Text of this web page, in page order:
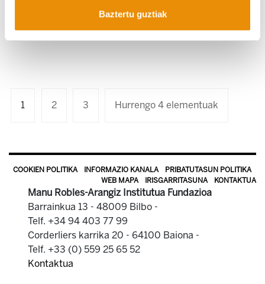
Baztertu guztiak
Utzi zure erantzuna
1 2 3 Hurrengo 4 elementuak
COOKIEN POLITIKA INFORMAZIO KANALA
PRIBATUTASUN POLITIKA
WEB MAPA
IRISGARRITASUNA KONTAKTUA
Manu Robles-Arangiz Institutua Fundazioa
Barrainkua 13 - 48009 Bilbo -
Telf. +34 94 403 77 99
Corderliers karrika 20 - 64100 Baiona -
Telf. +33 (0) 559 25 65 52
Kontaktua